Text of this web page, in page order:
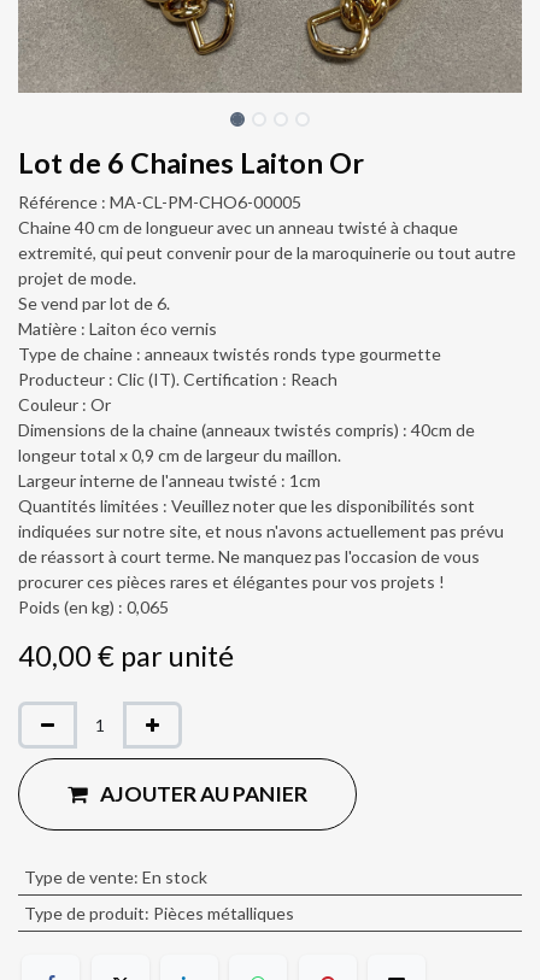
Lot de 6 Chaines Laiton Or
Référence : MA-CL-PM-CHO6-00005
Chaine 40 cm de longueur avec un anneau twisté à chaque
extremité, qui peut convenir pour de la maroquinerie ou tout autre
projet de mode.
Se vend par lot de 6.
Matière : Laiton éco vernis
Type de chaine : anneaux twistés ronds type gourmette
Producteur : Clic (IT). Certification : Reach
Couleur : Or
Dimensions de la chaine (anneaux twistés compris) : 40cm de
longeur total x 0,9 cm de largeur du maillon.
Largeur interne de l'anneau twisté : 1cm
Quantités limitées : Veuillez noter que les disponibilités sont
indiquées sur notre site, et nous n'avons actuellement pas prévu
de réassort à court terme. Ne manquez pas l'occasion de vous
procurer ces pièces rares et élégantes pour vos projets !
Poids (en kg) : 0,065
40,00€ par unité
AJOUTER AU PANIER
Type de vente: En stock
Type de produit: Pièces métalliques